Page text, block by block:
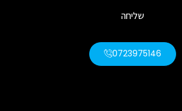
שליחה
0723975146